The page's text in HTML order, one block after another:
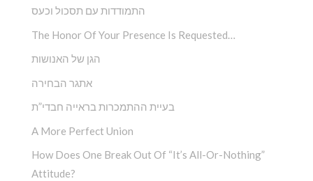
התמודדות עם תסכול וכעס
The Honor Of Your Presence Is Requested…
הגן של האנושות
אתגר הבחירה
בעיית ההתמכרות בראייה חבדי”ת
A More Perfect Union
How Does One Break Out Of “It’s All-Or-Nothing”
Attitude?